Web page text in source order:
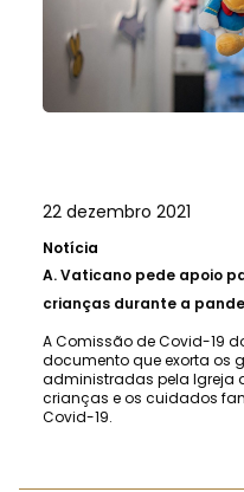
22 dezembro 2021
Notícia
A.Vaticano pede apoio
crianças durante a
A Comissão de Covid-19
documento que exorta os
administradas pela Igreja
crianças e os cuidados
Covid-19.